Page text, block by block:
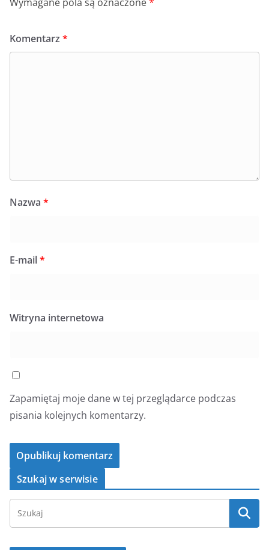
Komentarz *
Nazwa *
E-mail*
Witryna internetowa
Zapamiętaj moje dane w tej przeglądarce podczas
pisania kolejnych komentarzy.
Szukaj w serwisie